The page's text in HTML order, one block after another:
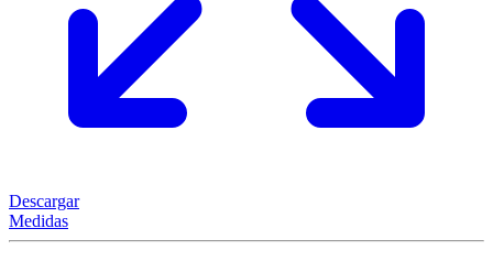
Descargar
Medidas